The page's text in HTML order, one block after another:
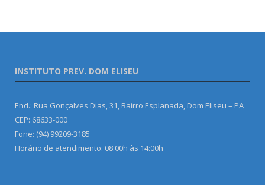
INSTITUTO PREV. DOM ELISEU
End.: Rua Gonçalves Dias, 31, Bairro Esplanada, Dom Eliseu – PA
CEP: 68633-000
Fone: (94) 99209-3185
Horário de atendimento: 08:00h às 14:00h